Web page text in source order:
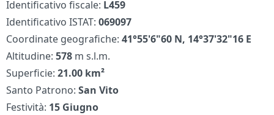
Identificativo fiscale: L459
Identificativo ISTAT:069097
Coordinate geografiche:41°55'6"60 N, 14°37'32"16 E
Altitudine:578 m s.l.m.
Superficie:21.00 km²
Santo Patrono:San Vito
Festività: 15 Giugno